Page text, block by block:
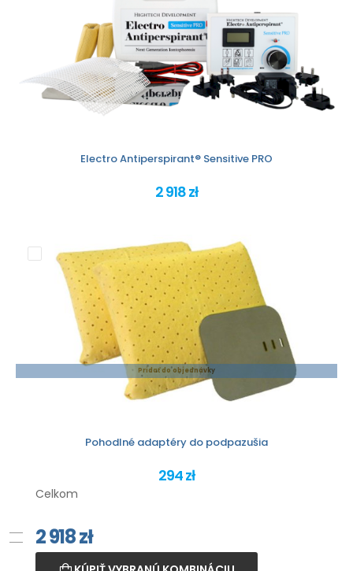
Electro Antiperspirant® Sensitive PRO
2 918 zł
Pridať do objednávky
Pohodlné adaptéry do podpazušia
294 zł
Celkom
2 918zł